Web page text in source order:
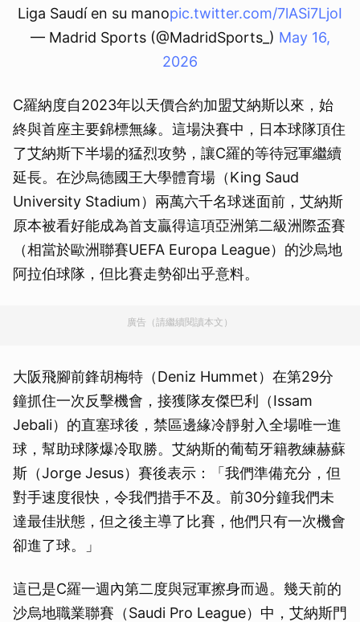
Liga Saudí en su manopic.twitter.com/7lASi7LjoI
— Madrid Sports (@MadridSports_) May 16,
2026
C羅納度自2023年以天價合約加盟艾納斯以來，始
終與首座主要錦標無緣。這場決賽中，日本球隊頂住
了艾納斯下半場的猛烈攻勢，讓C羅的等待冠軍繼續
延長。在沙烏德國王大學體育場（King Saud
University Stadium）兩萬六千名球迷面前，艾納斯
原本被看好能成為首支贏得這項亞洲第二級洲際盃賽
（相當於歐洲聯賽UEFA Europa League）的沙烏地
阿拉伯球隊，但比賽走勢卻出乎意料。
廣告（請繼續閱讀本文）
大阪飛腳前鋒胡梅特（Deniz Hummet）在第29分
鐘抓住一次反擊機會，接獲隊友傑巴利（Issam
Jebali）的直塞球後，禁區邊緣冷靜射入全場唯一進
球，幫助球隊爆冷取勝。艾納斯的葡萄牙籍教練赫蘇
斯（Jorge Jesus）賽後表示：「我們準備充分，但
對手速度很快，令我們措手不及。前30分鐘我們未
達最佳狀態，但之後主導了比賽，他們只有一次機會
卻進了球。」
這已是C羅一週內第二度與冠軍擦身而過。幾天前的
沙烏地職業聯賽（Saudi Pro League）中，艾納斯門